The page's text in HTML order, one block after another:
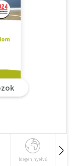
Idegen nyelvű